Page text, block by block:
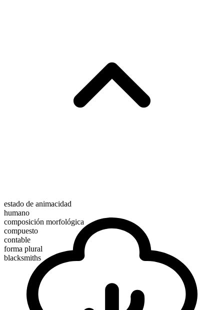
estado de animacidad
humano
composición morfológica
compuesto
contable
forma plural
blacksmiths